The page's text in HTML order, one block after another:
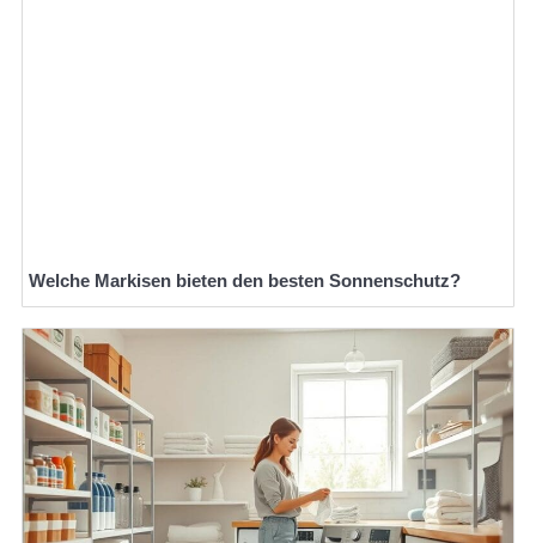
Welche Markisen bieten den besten Sonnenschutz?